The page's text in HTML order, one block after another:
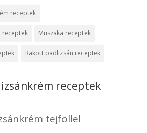
receptek
receptek Muszaka receptek
Rakott padlizsán receptek
receptek
tejföllel